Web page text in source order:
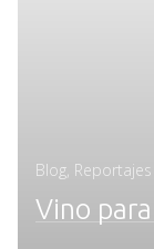
Blog Reportajes
Vino